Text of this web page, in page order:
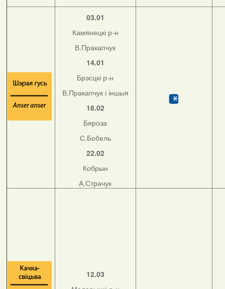
03.01
Камянецкі р-н
В.Пракапчук
14.01
Брэсцкі р-н
В.Пракапчук і іншыя
18.02
Бяроза
С.Бобель
22.02
Кобрын
А.Страчук
12.03